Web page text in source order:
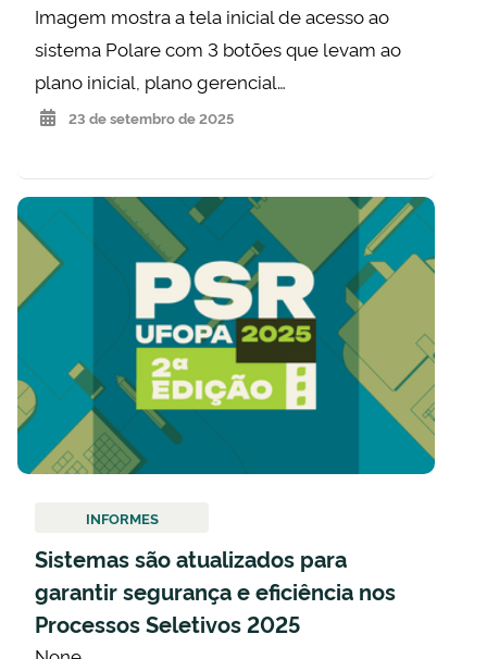
Imagem mostra a tela inicial de acesso ao
sistema Polare com 3 botões que levam ao
plano inicial, plano gerencial…
23 de setembro de 2025
INFORMES
Sistemas são atualizados para
garantir segurança e eficiência nos
Processos Seletivos 2025